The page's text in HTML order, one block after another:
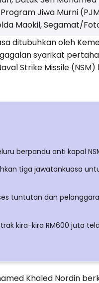
Jiwa Murni
Maokil, Segamat/
ditubuhkan oleh
syarikat
Strike Missile
berpandu anti kapal
tiga jawatankuasa
tuntutan dan
kira-kira RM600 juta
Khaled Nordin